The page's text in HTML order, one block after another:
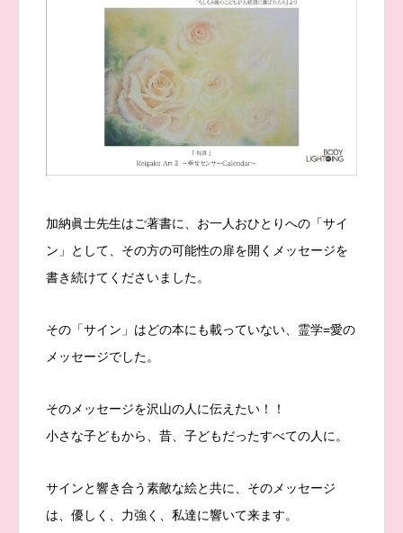
加納眞士先生はご著書に、お一人おひとりへの「サイ
ン」として、その方の可能性の扉を開くメッセージを
書き続けてくださいました。
その「サイン」はどの本にも載っていない、霊学=愛の
メッセージでした。
そのメッセージを沢山の人に伝えたい！！
小さな子どもから、昔、子どもだったすべての人に。
サインと響き合う素敵な絵と共に、そのメッセージ
は、優しく、力強く、私達に響いて来ます。